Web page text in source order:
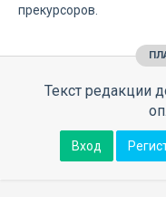
прекурсоров.
Текст редакции
Вход